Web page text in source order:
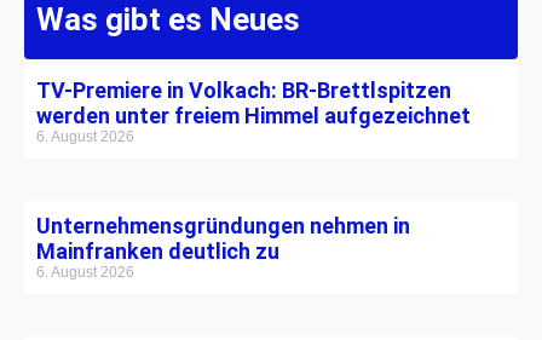
Was gibt es Neues
TV-Premiere in Volkach: BR-Brettlspitzen
werden unter freiem Himmel aufgezeichnet
6. August 2026
Unternehmensgründungen nehmen in
Mainfranken deutlich zu
6. August 2026